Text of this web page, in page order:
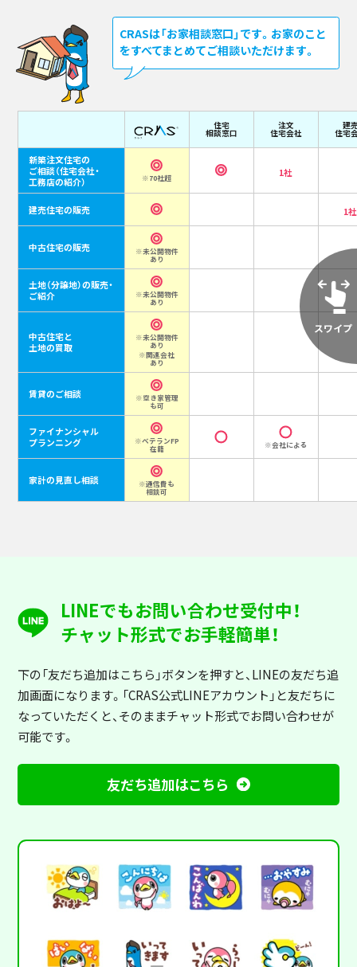
CRASは「お家相談窓口」です。お家のこと
をすべてまとめてご相談いただけます。
住宅
相談窓口
注文
住宅会社
建
住宅
新築注文住宅の
ご相談（住宅会社・
工務店の紹介）
※70社超 1社
建売住宅の販売 1社
中古住宅の販売
※未公開物件
あり
土地（分譲地）の販売・
ご紹介
※未公開物件
あり
中古住宅と
土地の買取
※未公開物件
あり
※関連会社
あり
賃貸のご相談
※空き家管理
も可
ファイナンシャル
プランニング
※ベテランFP
在籍
※会社による
家計の見直し相談
※通信費も
相談可
LINEでもお問い合わせ受付中！
チャット形式でお手軽簡単！
下の「友だち追加はこちら」ボタンを押すと、LINEの友だち追
加画面になります。「CRAS公式LINEアカウント」と友だちに
なっていただくと、そのままチャット形式でお問い合わせが
可能です。
友だち追加はこちら